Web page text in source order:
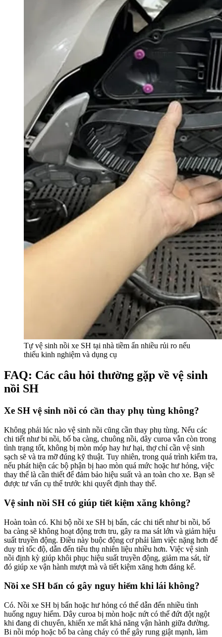
Tự vệ sinh nồi xe SH tại nhà tiềm ẩn nhiều rủi ro nếu
thiếu kinh nghiệm và dụng cụ
FAQ: Các câu hỏi thường gặp về vệ sinh
nồi SH
Xe SH vệ sinh nồi có cần thay phụ tùng không?
Không phải lúc nào vệ sinh nồi cũng cần thay phụ tùng. Nếu các
chi tiết như bi nồi, bố ba càng, chuông nồi, dây curoa vẫn còn trong
tình trạng tốt, không bị mòn móp hay hư hại, thợ chỉ cần vệ sinh
sạch sẽ và tra mỡ đúng kỹ thuật. Tuy nhiên, trong quá trình kiểm tra,
nếu phát hiện các bộ phận bị hao mòn quá mức hoặc hư hỏng, việc
thay thế là cần thiết để đảm bảo hiệu suất và an toàn cho xe. Bạn sẽ
được tư vấn cụ thể trước khi quyết định thay thế.
Vệ sinh nồi SH có giúp tiết kiệm xăng không?
Hoàn toàn có. Khi bộ nồi xe SH bị bẩn, các chi tiết như bi nồi, bố
ba càng sẽ không hoạt động trơn tru, gây ra ma sát lớn và giảm hiệu
suất truyền động. Điều này buộc động cơ phải làm việc nặng hơn để
duy trì tốc độ, dẫn đến tiêu thụ nhiên liệu nhiều hơn. Việc vệ sinh
nồi định kỳ giúp khôi phục hiệu suất truyền động, giảm ma sát, từ
đó giúp xe vận hành mượt mà và tiết kiệm xăng hơn đáng kể.
Nồi xe SH bẩn có gây nguy hiểm khi lái không?
Có. Nồi xe SH bị bẩn hoặc hư hỏng có thể dẫn đến nhiều tình
huống nguy hiểm. Dây curoa bị mòn hoặc nứt có thể đứt đột ngột
khi đang di chuyển, khiến xe mất khả năng vận hành giữa đường.
Bi nồi móp hoặc bố ba càng cháy có thể gây rung giật mạnh, làm